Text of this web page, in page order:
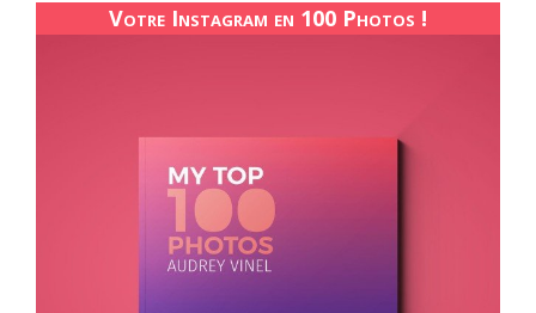
Votre Instagram en 100 Photos !